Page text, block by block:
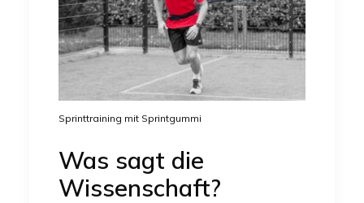
Sprinttraining mit Sprintgummi
Was sagt die
Wissenschaft?